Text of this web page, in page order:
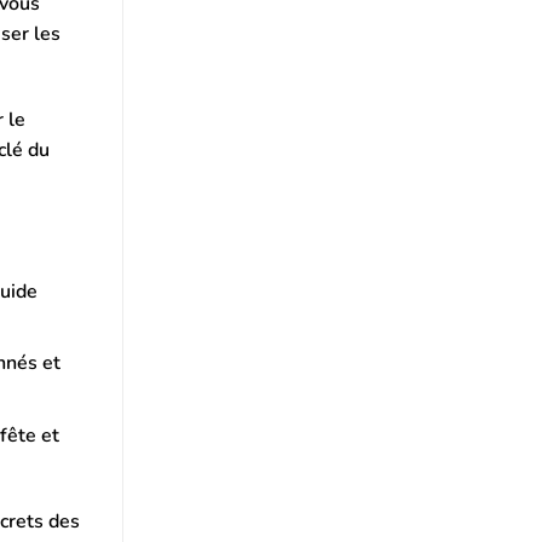
les
le
du
et
et
des